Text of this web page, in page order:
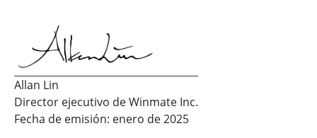
Allan Lin
Director ejecutivo de Winmate Inc.
Fecha de emisión: enero de 2025